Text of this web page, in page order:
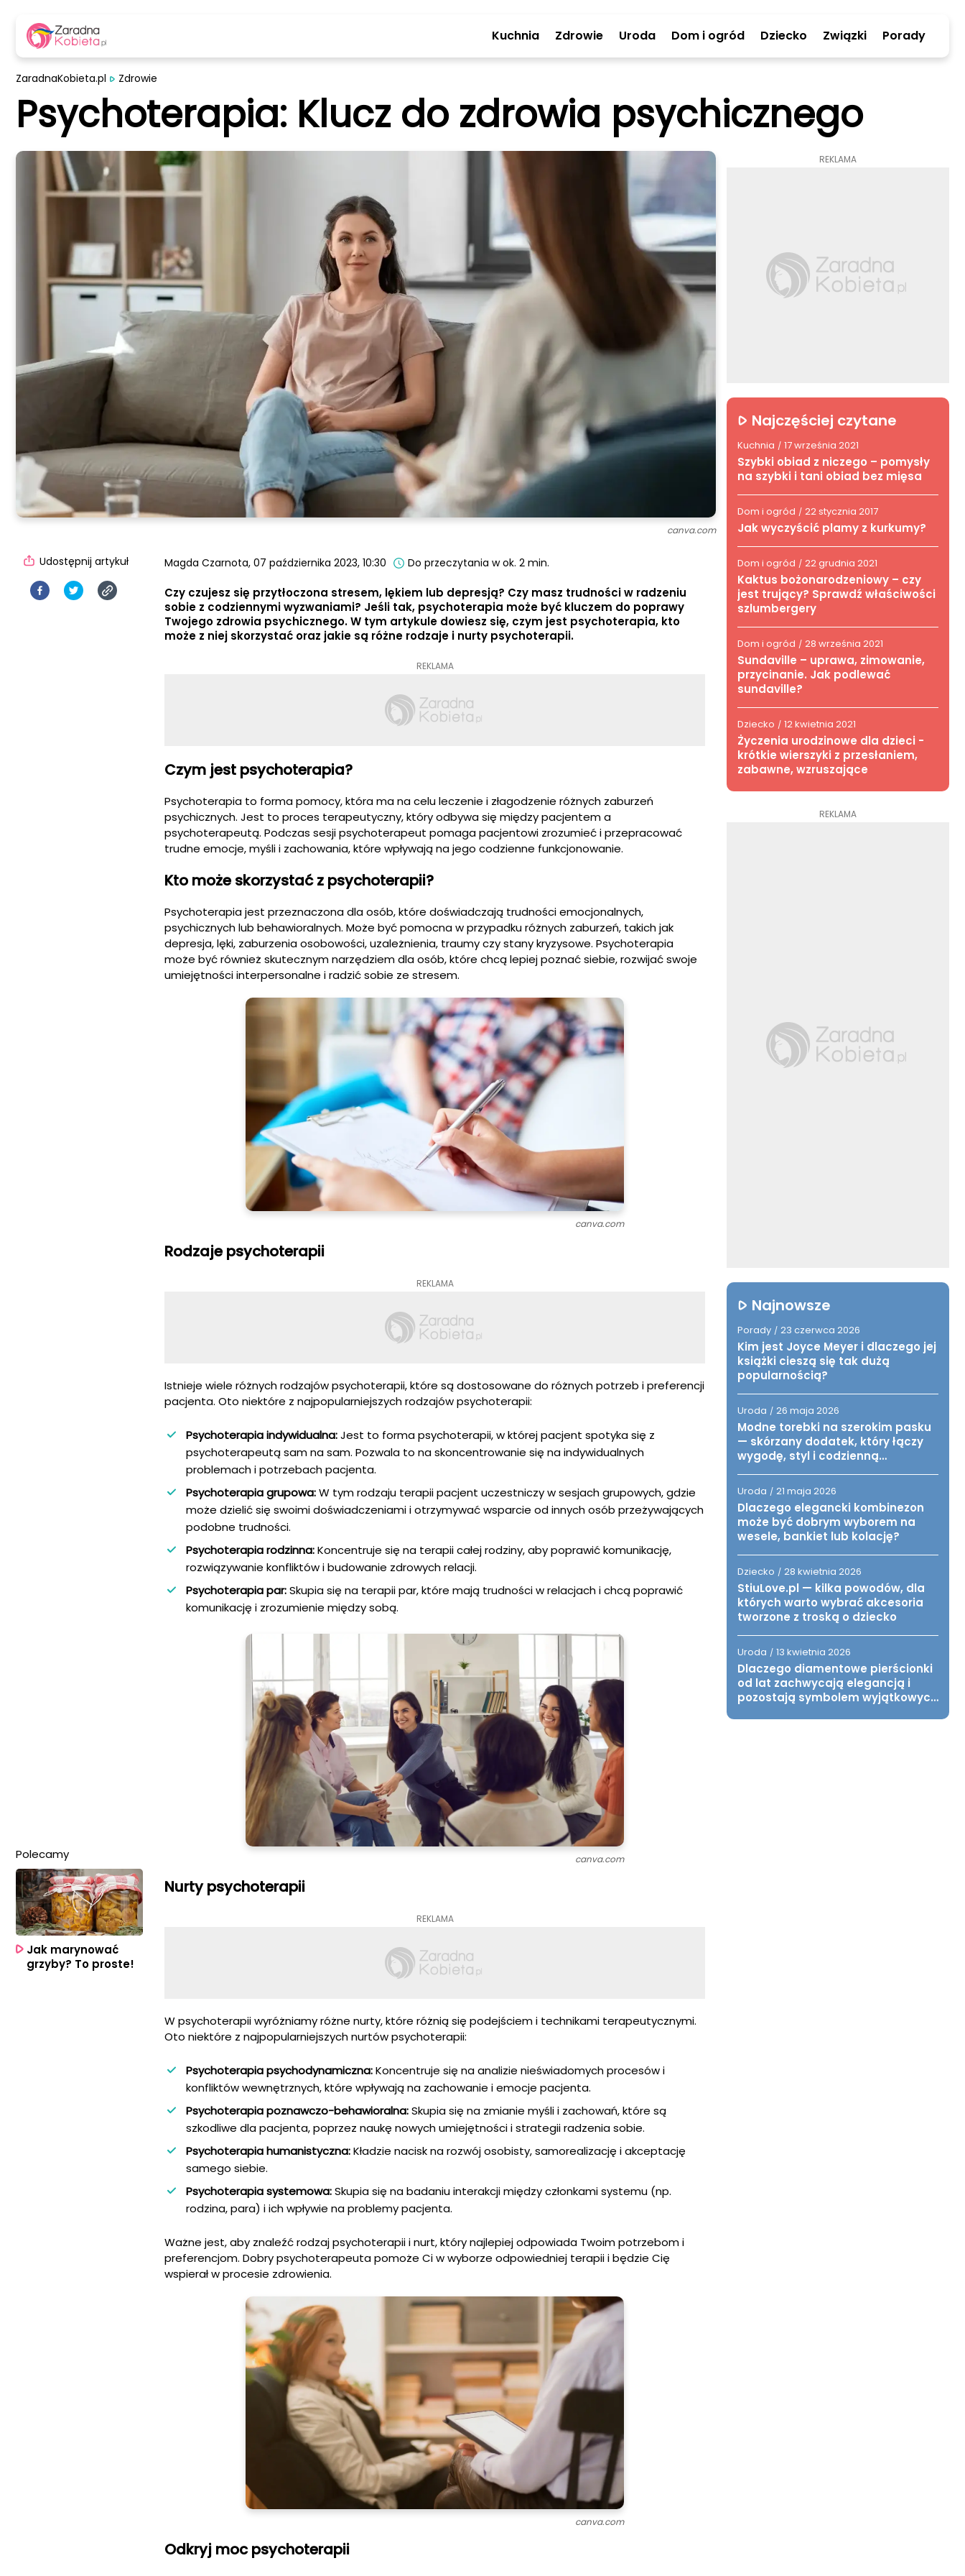
Kuchnia Zdrowie Uroda Dom i ogród Dziecko Związki Porady
canva.com
ZaradnaKobieta.pl Zdrowie
Psychoterapia: Klucz do zdrowia psychicznego
Magda Czarnota, 07 października 2023, 10:30 Do przeczytania w ok. 2 min.
Czy czujesz się przytłoczona stresem, lękiem lub depresją? Czy masz trudności w radzeniu
sobie z codziennymi wyzwaniami? Jeśli tak, psychoterapia może być kluczem do poprawy
Twojego zdrowia psychicznego. W tym artykule dowiesz się, czym jest psychoterapia, kto
może z niej skorzystać oraz jakie są różne rodzaje i nurty psychoterapii.
REKLAMA
Czym jest psychoterapia?
Psychoterapia to forma pomocy, która ma na celu leczenie i złagodzenie różnych zaburzeń
psychicznych. Jest to proces terapeutyczny, który odbywa się między pacjentem a
psychoterapeutą. Podczas sesji psychoterapeut pomaga pacjentowi zrozumieć i przepracować
trudne emocje, myśli i zachowania, które wpływają na jego codzienne funkcjonowanie.
Kto może skorzystać z psychoterapii?
Psychoterapia jest przeznaczona dla osób, które doświadczają trudności emocjonalnych,
psychicznych lub behawioralnych. Może być pomocna w przypadku różnych zaburzeń, takich jak
depresja, lęki, zaburzenia osobowości, uzależnienia, traumy czy stany kryzysowe. Psychoterapia
może być również skutecznym narzędziem dla osób, które chcą lepiej poznać siebie, rozwijać swoje
umiejętności interpersonalne i radzić sobie ze stresem.
canva.com
Rodzaje psychoterapii
REKLAMA
Istnieje wiele różnych rodzajów psychoterapii, które są dostosowane do różnych potrzeb i preferencji
pacjenta. Oto niektóre z najpopularniejszych rodzajów psychoterapii:
Psychoterapia indywidualna:Jest to forma psychoterapii, w której pacjent spotyka się z
psychoterapeutą sam na sam. Pozwala to na skoncentrowanie się na indywidualnych
problemach i potrzebach pacjenta.
Psychoterapia grupowa:W tym rodzaju terapii pacjent uczestniczy w sesjach grupowych, gdzie
może dzielić się swoimi doświadczeniami i otrzymywać wsparcie od innych osób przeżywających
podobne trudności.
Psychoterapia rodzinna:Koncentruje się na terapii całej rodziny, aby poprawić komunikację,
rozwiązywanie konfliktów i budowanie zdrowych relacji.
Psychoterapia par:Skupia się na terapii par, które mają trudności w relacjach i chcą poprawić
komunikację i zrozumienie między sobą.
canva.com
Nurty psychoterapii
REKLAMA
W psychoterapii wyróżniamy różne nurty, które różnią się podejściem i technikami terapeutycznymi.
Oto niektóre z najpopularniejszych nurtów psychoterapii:
Psychoterapia psychodynamiczna:Koncentruje się na analizie nieświadomych procesów i
konfliktów wewnętrznych, które wpływają na zachowanie i emocje pacjenta.
Psychoterapia poznawczo-behawioralna:Skupia się na zmianie myśli i zachowań, które są
szkodliwe dla pacjenta, poprzez naukę nowych umiejętności i strategii radzenia sobie.
Psychoterapia humanistyczna:Kładzie nacisk na rozwój osobisty, samorealizację i akceptację
samego siebie.
Psychoterapia systemowa:Skupia się na badaniu interakcji między członkami systemu (np.
rodzina, para) i ich wpływie na problemy pacjenta.
Ważne jest, aby znaleźć rodzaj psychoterapii i nurt, który najlepiej odpowiada Twoim potrzebom i
preferencjom. Dobry psychoterapeuta pomoże Ci w wyborze odpowiedniej terapii i będzie Cię
wspierał w procesie zdrowienia.
canva.com
Odkryj moc psychoterapii
Udostępnij artykuł
Polecamy
Jak marynować
grzyby? To proste!
REKLAMA
Najczęściej czytane
Kuchnia / 17 września 2021
Szybki obiad z niczego – pomysły
na szybki i tani obiad bez mięsa
Dom i ogród / 22 stycznia 2017
Jak wyczyścić plamy z kurkumy?
Dom i ogród / 22 grudnia 2021
Kaktus bożonarodzeniowy – czy
jest trujący? Sprawdź właściwości
szlumbergery
Dom i ogród / 28 września 2021
Sundaville – uprawa, zimowanie,
przycinanie. Jak podlewać
sundaville?
Dziecko / 12 kwietnia 2021
Życzenia urodzinowe dla dzieci -
krótkie wierszyki z przesłaniem,
zabawne, wzruszające
REKLAMA
Najnowsze
Porady / 23 czerwca 2026
Kim jest Joyce Meyer i dlaczego jej
książki cieszą się tak dużą
popularnością?
Uroda / 26 maja 2026
Modne torebki na szerokim pasku
— skórzany dodatek, który łączy
wygodę, styl i codzienną
Uroda / 21 maja 2026
Dlaczego elegancki kombinezon
może być dobrym wyborem na
wesele, bankiet lub kolację?
Dziecko / 28 kwietnia 2026
StiuLove.pl — kilka powodów, dla
których warto wybrać akcesoria
tworzone z troską o dziecko
Uroda / 13 kwietnia 2026
Dlaczego diamentowe pierścionki
od lat zachwycają elegancją i
pozostają symbolem wyjątkowych